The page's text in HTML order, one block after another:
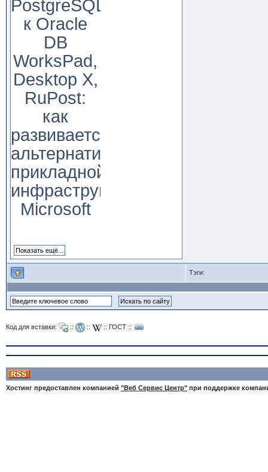
PostgreSQL
к Oracle
DB
WorksPad,
Desktop X,
RuPost:
как
развивается
альтернатива
прикладной
инфраструктуре
Microsoft
Тэги:
Код для вставки: :: :: :: ГОСТ::
Хостинг предоставлен компанией "Веб Сервис Центр"при поддержке